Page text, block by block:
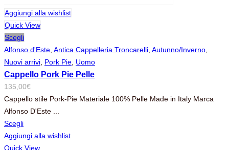
Aggiungi alla wishlist
Quick View
Scegli
Alfonso d'Este Antica Cappelleria Troncarelli Autunno/Inverno
Nuovi arrivi Pork Pie Uomo
Cappello Pork Pie Pelle
135,00€
Cappello stile Pork-Pie Materiale 100% Pelle Made in Italy Marca
Alfonso D'Este ...
Scegli
Aggiungi alla wishlist
Quick View